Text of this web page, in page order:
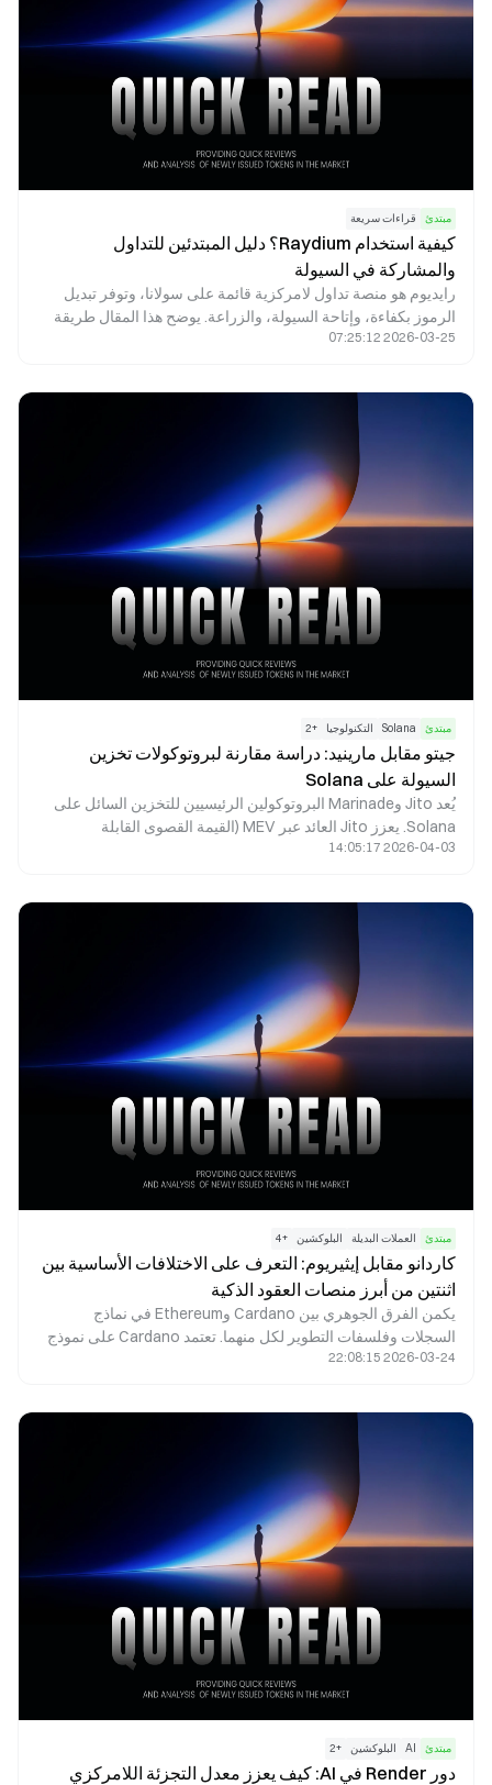
مبتدئ قراءات سريعة
كيفية استخدام Raydium؟ دليل المبتدئين للتداول
والمشاركة في السيولة
رايديوم هو منصة تداول لامركزية قائمة على سولانا، وتوفر تبديل
الرموز بكفاءة، وإتاحة السيولة، والزراعة. يوضح هذا المقال طريقة
استخدام رايديوم، ويعرض خطوات التداول، ويبرز أبرز الجوانب التي
2026-03-25 07:25:12
مبتدئ Solana التكنولوجيا +
2
جيتو مقابل مارينيد: دراسة مقارنة لبروتوكولات تخزين
السيولة على Solana
يُعد Jito وMarinade البروتوكولين الرئيسيين للتخزين السائل على
Solana. يعزز Jito العائد عبر MEV (القيمة القصوى القابلة
للاستخراج)، ويخدم المستخدمين الذين يبحثون عن عوائد مرتفعة.
2026-04-03 14:05:17
مبتدئ العملات البديلة البلوكشين +
4
كاردانو مقابل إيثيريوم: التعرف على الاختلافات الأساسية بين
اثنتين من أبرز منصات العقود الذكية
يكمن الفرق الجوهري بين Cardano وEthereum في نماذج
السجلات وفلسفات التطوير لكل منهما. تعتمد Cardano على نموذج
2026-03-24 22:08:15
مبتدئ AI البلوكشين +
2
دور Render في AI: كيف يعزز معدل التجزئة اللامركزي